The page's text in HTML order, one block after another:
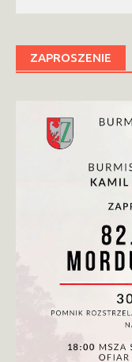
ZAPROSZENIE